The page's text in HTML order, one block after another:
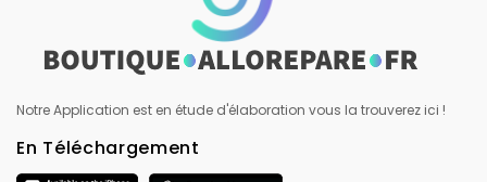
Notre Application est en étude d'élaboration vous la trouverez ici !
En Téléchargement